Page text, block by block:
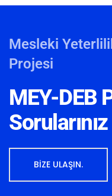
Mesleki
Projesi
MEY-DEB
BİZE ULAŞIN.